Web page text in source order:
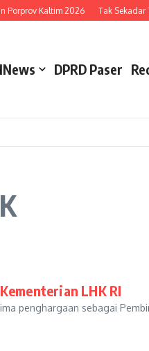
Porprov Kaltim 2026 Tak Sekadar
DPRD Paser
LHK RI
penghargaan sebagai